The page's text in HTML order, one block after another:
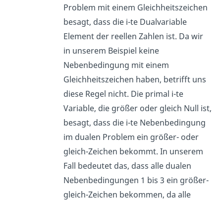
Problem mit einem Gleichheitszeichen
besagt, dass die i-te Dualvariable
Element der reellen Zahlen ist. Da wir
in unserem Beispiel keine
Nebenbedingung mit einem
Gleichheitszeichen haben, betrifft uns
diese Regel nicht. Die primal i-te
Variable, die größer oder gleich Null ist,
besagt, dass die i-te Nebenbedingung
im dualen Problem ein größer- oder
gleich-Zeichen bekommt. In unserem
Fall bedeutet das, dass alle dualen
Nebenbedingungen 1 bis 3 ein größer-
gleich-Zeichen bekommen, da alle